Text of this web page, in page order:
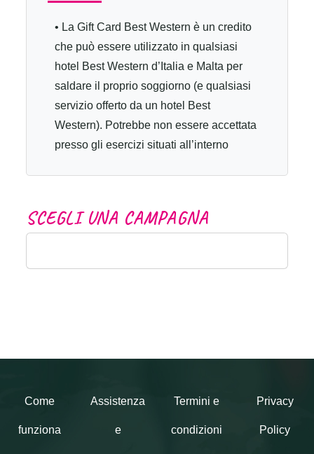
• La Gift Card Best Western è un credito
che può essere utilizzato in qualsiasi
hotel Best Western d’Italia e Malta per
saldare il proprio soggiorno (e qualsiasi
servizio offerto da un hotel Best
Western). Potrebbe non essere accettata
presso gli esercizi situati all’interno
check-in in hotel per saldare, totalmente
Western sono cumulabili tra loro. • La
esclusivamente per prenotazioni
SCEGLI UNA CAMPAGNA
Come
funziona
Assistenza
e
Termini e
condizioni
Privacy
Policy